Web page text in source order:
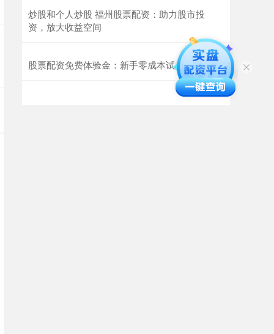
炒股和个人炒股 福州股票配资：助力股市投
资，放大收益空间
股票配资免费体验金：新手零成本试盘利器